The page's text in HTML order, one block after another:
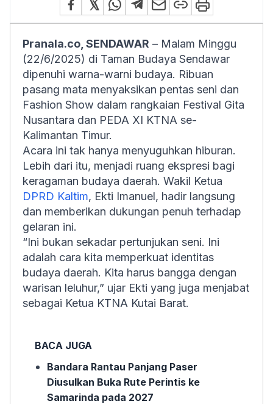
Pranala.co, SENDAWAR – Malam Minggu
(22/6/2025) di Taman Budaya Sendawar
dipenuhi warna-warni budaya. Ribuan
pasang mata menyaksikan pentas seni dan
Fashion Show dalam rangkaian Festival Gita
Nusantara dan PEDA XI KTNA se-
Kalimantan Timur.
Acara ini tak hanya menyuguhkan hiburan.
Lebih dari itu, menjadi ruang ekspresi bagi
keragaman budaya daerah. Wakil Ketua
DPRD Kaltim, Ekti Imanuel, hadir langsung
dan memberikan dukungan penuh terhadap
gelaran ini.
“Ini bukan sekadar pertunjukan seni. Ini
adalah cara kita memperkuat identitas
budaya daerah. Kita harus bangga dengan
warisan leluhur,” ujar Ekti yang juga menjabat
sebagai Ketua KTNA Kutai Barat.
BACA JUGA
Bandara Rantau Panjang Paser
Diusulkan Buka Rute Perintis ke
Samarinda pada 2027